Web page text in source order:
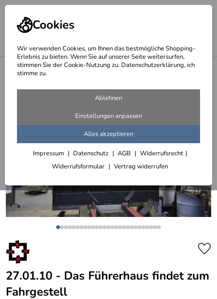
Cookies
Wir verwenden Cookies, um Ihnen das bestmögliche Shopping-
Erlebnis zu bieten. Wenn Sie auf unserer Seite weitersurfen,
stimmen Sie der Cookie-Nutzung zu. Datenschutzerklärung, ich
stimme zu.
Ablehnen
Einstellungen anpassen
Alles akzeptieren
Impressum Datenschutz AGB
Widerrufsrecht
Widerrufsformular
Vertrag widerrufen
Lok Buch - das Tagebuch unserer Dampflokomotive - The Duchess
27.01.10 - Das Führerhaus findet zum
Fahrgestell